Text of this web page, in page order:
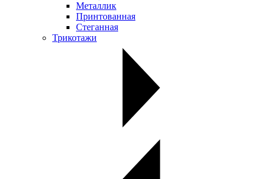
Металлик
Принтованная
Стеганная
Трикотажи